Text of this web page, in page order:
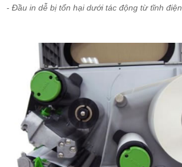
- Đầu in dễ bị tổn hại dưới tác động từ tĩnh điện.